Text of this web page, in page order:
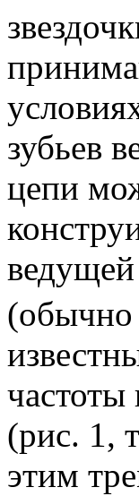
зубьев
цепи
ведущей
(обычно
частоты
(рис. 1,
этим